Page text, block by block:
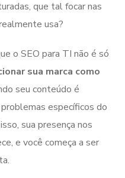
que tal focar nas
usa?
o SEO para TI não é só
sua marca como
seu conteúdo é
específicos do
sua presença nos
e você começa a ser